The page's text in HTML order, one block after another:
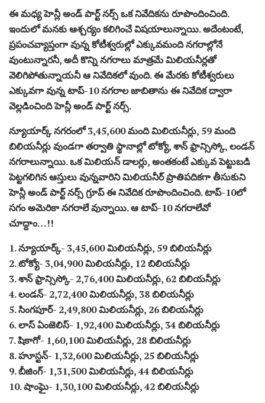
ఈ మధ్య హెన్లీ అండ్ పార్ట్ నర్స్ ఒక నివేదికను రూపొందించింది.
ఇందులో మనకు ఆశ్చర్యం కలిగించే విషయాలున్నాయి. అదేంటంటే,
ప్రపంచవ్యాప్తంగా వున్న కోటీశ్వరుల్లో ఎక్కువమంది నగరాల్లోనే
వుంటున్నారనీ, అదీ కొన్ని నగరాలు మాత్రమే మిలియనీర్లతో
వెలిగిపోతున్నాయనీ ఆ నివేదికలో వుంది. ఈ మేరకు కోటీశ్వరులు
ఎక్కువగా వున్న టాప్-10 నగరాల జాబితాను ఈ నివేదిక ద్వారా
వెల్లడించింది హెన్లీ అండ్ పార్ట్ నర్స్.
న్యూయార్క్ నగరంలో 3,45,600 మంది మిలియనీర్లు, 59 మంది
బిలియనీర్లు వుండగా తర్వాతి స్థానాల్లో టోక్యో, శాన్ ఫ్రాన్సిస్కో, లండన్
నగరాలున్నాయి. ఒక మిలియన్ డాలర్లు, అంతకంటే ఎక్కువ పెట్టుబడి
పెట్టగలిగిన ఆస్తులు వున్నవారిని మిలియనీర్ ప్రాతిపదికగా తీసుకుని
హెన్లీ అండ్ పార్ట్ నర్స్ గ్రూప్ ఈ నివేదిక రూపొందించింది. టాప్-10లో
సగం అమెరికా నగరాలే వున్నాయి. ఆ టాప్-10 నగరాలేవో
చూద్దాం…!!
1. న్యూయార్క్- 3,45,600 మిలియనీర్లు, 59 బిలియనీర్లు
2. టోక్యో- 3,04,900 మిలియనీర్లు, 12 బిలియనీర్లు
3. శాన్ ఫ్రాన్సిస్కో- 2,76,400 మిలియనీర్లు, 62 బిలియనీర్లు
4. లండన్- 2,72,400 మిలియనీర్లు, 38 బిలియనీర్లు
5. సింగపూర్- 2,49,800 మిలియనీర్లు, 26 బిలియనీర్లు
6. లాస్ ఏంజెలిస్- 1,92,400 మిలియనీర్లు, 34 బిలియనీర్లు
7. షికాగో- 1,60,100 మిలియనీర్లు, 28 బిలియనీర్లు
8. హూస్టన్- 1,32,600 మిలియనీర్లు, 25 బిలియనీర్లు
9. బీజింగ్- 1,31,500 మిలియనీర్లు, 44 బిలియనీర్లు
10. షాంఘై- 1,30,100 మిలియనీర్లు, 42 బిలియనీర్లు